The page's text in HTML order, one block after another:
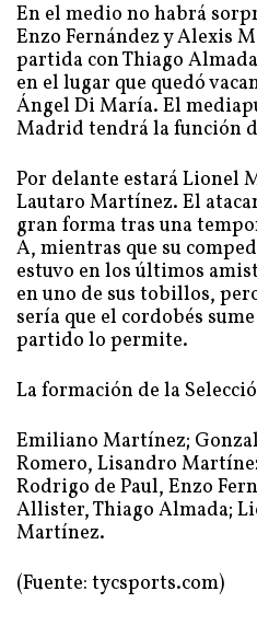
En el medio no habrá
Enzo Fernández y Alexis
partida con Thiago
en el lugar que quedó
Ángel Di María. El
Madrid tendrá la función
Por delante estará Lionel
Lautaro Martínez. El
gran forma tras una
A, mientras que su
estuvo en los últimos
en uno de sus tobillos,
sería que el cordobés
partido lo permite.
La formación de la
Emiliano Martínez;
Romero, Lisandro
Rodrigo de Paul, Enzo
Allister, Thiago Almada;
Martínez.
(Fuente: tycsports.com)